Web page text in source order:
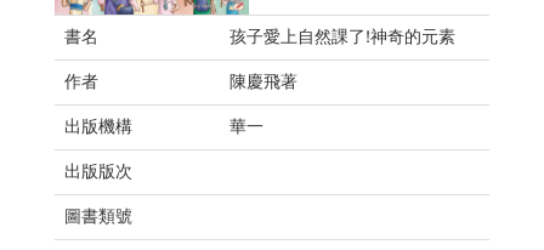
書名 孩子愛上自然課了!神奇的元素
作者 陳慶飛著
出版機構 華一
出版版次
圖書類號